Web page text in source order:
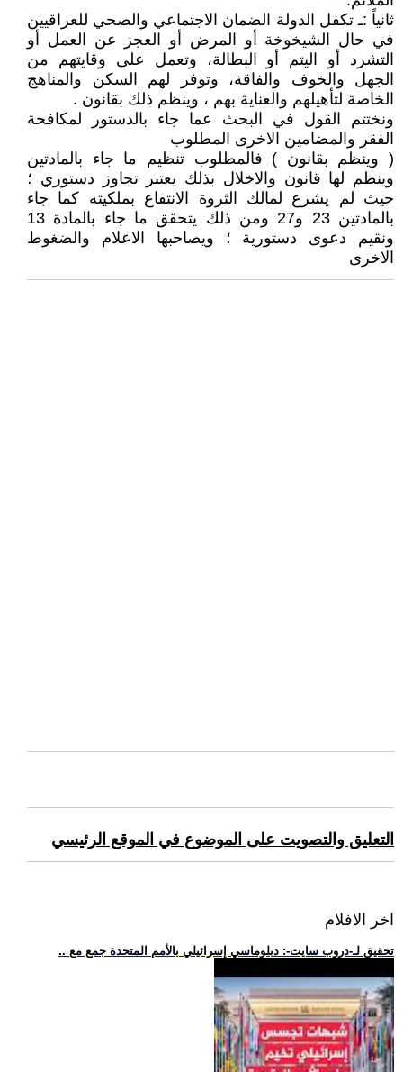
ثانياً :ـ تكفل الدولة الضمان الاجتماعي والصحي للعراقيين
في حال الشيخوخة أو المرض أو العجز عن العمل أو
التشرد أو اليتم أو البطالة، وتعمل على وقايتهم من
الجهل والخوف والفاقة، وتوفر لهم السكن والمناهج
الخاصة لتأهيلهم والعناية بهم ، وينظم ذلك بقانون .
ونختتم القول في البحث عما جاء بالدستور لمكافحة
الفقر والمضامين الاخرى المطلوب
( وينظم بقانون ) فالمطلوب تنظيم ما جاء بالمادتين
وينظم لها قانون والاخلال بذلك يعتبر تجاوز دستوري ؛
حيث لم يشرع لمالك الثروة الانتفاع بملكيته كما جاء
بالمادتين 23 و27 ومن ذلك يتحقق ما جاء بالمادة 13
ونقيم دعوى دستورية ؛ ويصاحبها الاعلام والضغوط
الاخرى
التعليق والتصويت على الموضوع في الموقع الرئيسي
اخر الافلام
.. تحقيق لـ-دروب سايت-: دبلوماسي إسرائيلي بالأمم المتحدة جمع مع